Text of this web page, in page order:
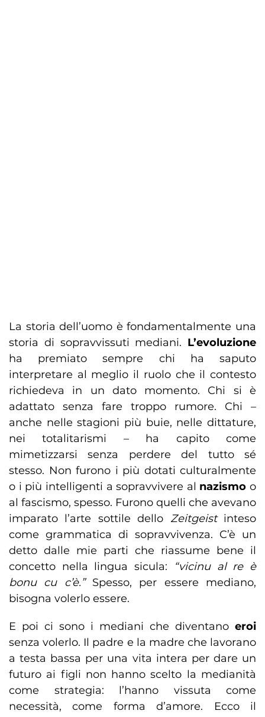
La storia dell’uomo è fondamentalmente una
storia di sopravvissuti mediani. L’evoluzione
ha premiato sempre chi ha saputo
interpretare al meglio il ruolo che il contesto
richiedeva in un dato momento. Chi si è
adattato senza fare troppo rumore. Chi –
anche nelle stagioni più buie, nelle dittature,
nei totalitarismi – ha capito come
mimetizzarsi senza perdere del tutto sé
stesso. Non furono i più dotati culturalmente
o i più intelligenti a sopravvivere al nazismo o
al fascismo, spesso. Furono quelli che avevano
imparato l’arte sottile dello Zeitgeistinteso
come grammatica di sopravvivenza. C’è un
detto dalle mie parti che riassume bene il
concetto nella lingua sicula:
“vicinu al re è
bonu cu c’è.”Spesso, per essere mediano,
bisogna volerlo essere.
E poi ci sono i mediani che diventano eroi
senza volerlo. Il padre e la madre che lavorano
a testa bassa per una vita intera per dare un
futuro ai figli non hanno scelto la medianità
come strategia: l’hanno vissuta come
necessità, come forma d’amore. Ecco il